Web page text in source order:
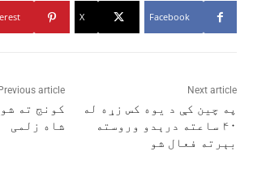
Facebook
X
Previous article
کونج ته
شاه زلمی
Next article
په چین کې د یوه کس زړه له
۴۰ ساعته درېدو وروسته
بېرته فعال شو